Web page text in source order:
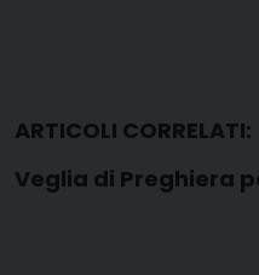
ARTICOLI CORRELATI:
Veglia di Preghiera